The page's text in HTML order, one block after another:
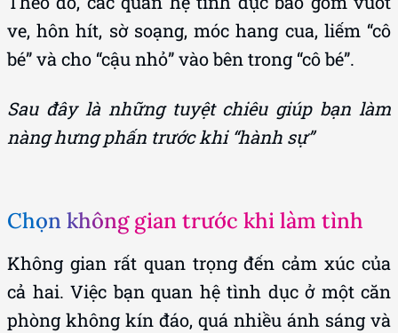
ve, hôn hít, sờ soạng, móc hang cua, liếm “cô
bé” và cho “cậu nhỏ” vào bên trong “cô bé”.
Sau đây là những tuyệt chiêu giúp bạn làm
nàng hưng phấn trước khi “hành sự”
Chọn không gian trước khi làm tình
Không gian rất quan trọng đến cảm xúc của
cả hai. Việc bạn quan hệ tình dục ở một căn
phòng không kín đáo, quá nhiều ánh sáng và